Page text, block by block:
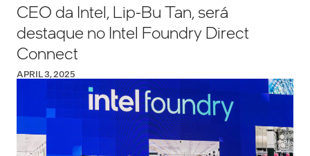
CEO da Intel, Lip-Bu Tan, será
destaque no Intel Foundry Direct
Connect
APRIL 3, 2025